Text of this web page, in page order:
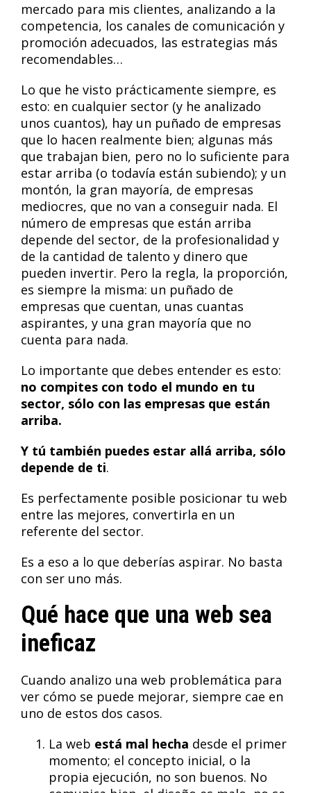
mercado para mis clientes, analizando a la
competencia, los canales de comunicación y
promoción adecuados, las estrategias más
recomendables…
Lo que he visto prácticamente siempre, es
esto: en cualquier sector (y he analizado
unos cuantos), hay un puñado de empresas
que lo hacen realmente bien; algunas más
que trabajan bien, pero no lo suficiente para
estar arriba (o todavía están subiendo); y un
montón, la gran mayoría, de empresas
mediocres, que no van a conseguir nada. El
número de empresas que están arriba
depende del sector, de la profesionalidad y
de la cantidad de talento y dinero que
pueden invertir. Pero la regla, la proporción,
es siempre la misma: un puñado de
empresas que cuentan, unas cuantas
aspirantes, y una gran mayoría que no
cuenta para nada.
Lo importante que debes entender es esto:
no compites con todo el mundo en tu
sector, sólo con las empresas que están
arriba.
Y tú también puedes estar allá arriba, sólo
depende de ti.
Es perfectamente posible posicionar tu web
entre las mejores, convertirla en un
referente del sector.
Es a eso a lo que deberías aspirar. No basta
con ser uno más.
Qué hace que una web sea
ineficaz
Cuando analizo una web problemática para
ver cómo se puede mejorar, siempre cae en
uno de estos dos casos.
La web está mal hecha desde el primer
momento; el concepto inicial, o la
propia ejecución, no son buenos. No